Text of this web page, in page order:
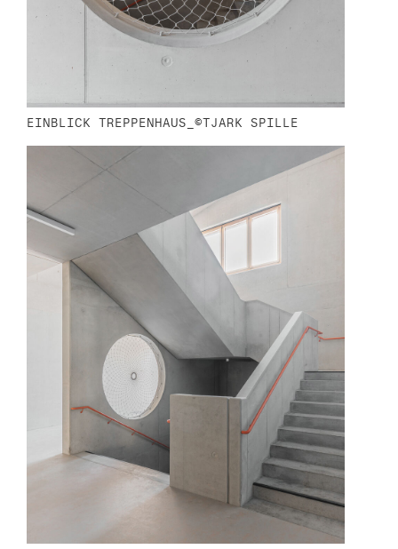
EINBLICK TREPPENHAUS_©TJARK SPILLE